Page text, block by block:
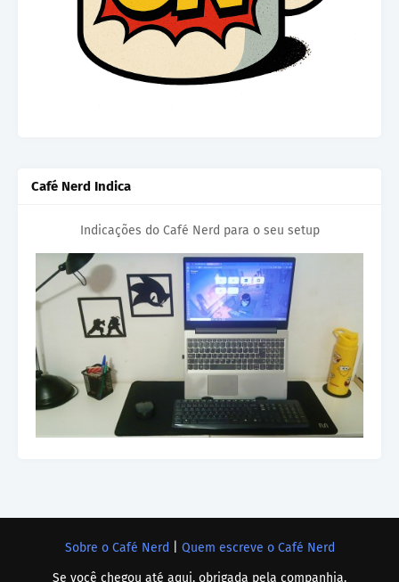
Café Nerd Indica
Indicações do Café Nerd para o seu setup
Sobre o Café Nerd
Quem escreve o Café Nerd
Se você chegou até aqui, obrigada pela companhia.